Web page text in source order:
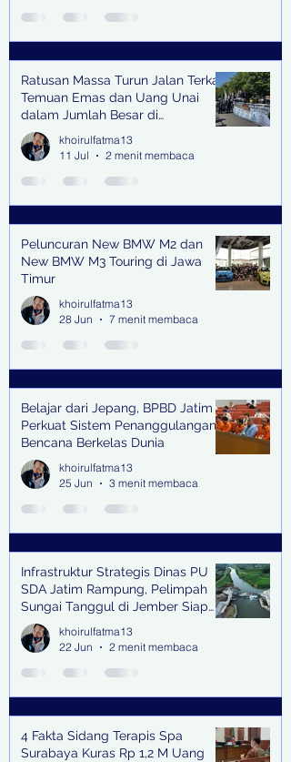
Ratusan Massa Turun Jalan Terkait
Temuan Emas dan Uang Unai
dalam Jumlah Besar di
Lingkungan Jampidsus Kejaksaan
Agung RI di Jakarta
khoirulfatma13
11 Jul
2 menit membaca
Peluncuran New BMW M2 dan
New BMW M3 Touring di Jawa
Timur
khoirulfatma13
28 Jun
7 menit membaca
Belajar dari Jepang, BPBD Jatim
Perkuat Sistem Penanggulangan
Bencana Berkelas Dunia
khoirulfatma13
25 Jun
3 menit membaca
Infrastruktur Strategis Dinas PU
SDA Jatim Rampung, Pelimpah
Sungai Tanggul di Jember Siap
Bangkitkan Swasembada Pangan
dan Pengendali Banjir
khoirulfatma13
22 Jun
2 menit membaca
4 Fakta Sidang Terapis Spa
Surabaya Kuras Rp 1,2 M Uang